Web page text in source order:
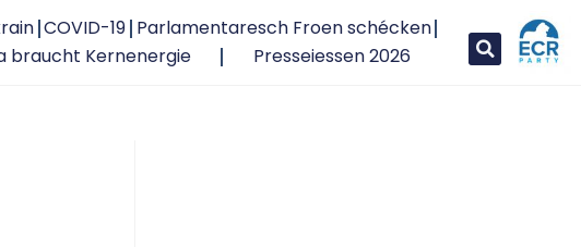
COVID-19 Parlamentaresch Froen schécken
braucht Kernenergie Presseiessen 2026